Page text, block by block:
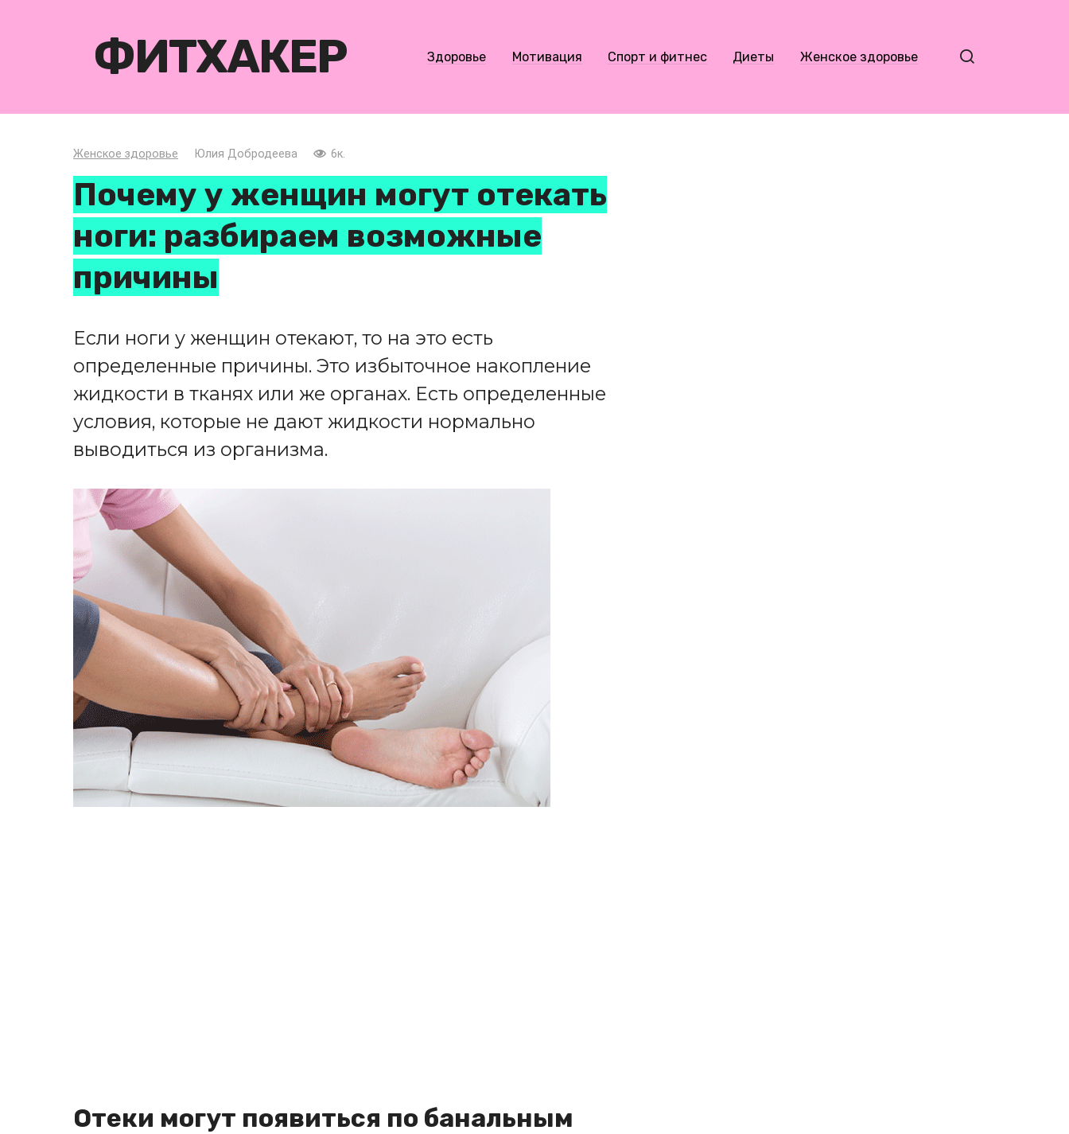
ФИТХАКЕР Здоровье Мотивация Спорт и фитнес Диеты Женское здоровье
Женское здоровье Юлия Добродеева 6к.
Почему у женщин могут отекать
ноги: разбираем возможные
причины
Если ноги у женщин отекают, то на это есть
определенные причины. Это избыточное накопление
жидкости в тканях или же органах. Есть определенные
условия, которые не дают жидкости нормально
выводиться из организма.
Отеки могут появиться по банальным